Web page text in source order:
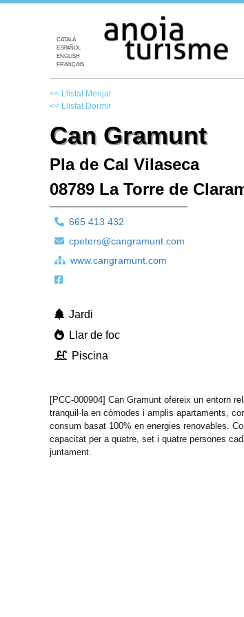
CATALÀ
ESPAÑOL
ENGLISH
FRANÇAIS
<< Llistat Menjar
<< Llistat Dormir
Can Gramunt
Pla de Cal Vilaseca
08789 La Torre de
665 413 432
cpeters@cangramunt.com
www.cangramunt.com
Jardi
Llar de foc
Piscina
[PCC-000904] Can Gramunt ofereix un entorn
tranquil·la en còmodes i amplis apartaments,
consum basat 100% en energies renovables.
capacitat per a quatre, set i quatre persones
juntament.